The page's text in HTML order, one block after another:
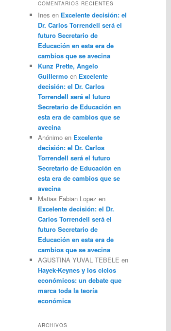
COMENTARIOS RECIENTES
Ines en Excelente decisión: el
Dr. Carlos Torrendell será el
futuro Secretario de
Educación en esta era de
cambios que se avecina
Kunz Prette, Angelo
Guillermo en Excelente
decisión: el Dr. Carlos
Torrendell será el futuro
Secretario de Educación en
esta era de cambios que se
avecina
Anónimo en Excelente
decisión: el Dr. Carlos
Torrendell será el futuro
Secretario de Educación en
esta era de cambios que se
avecina
Matias Fabian Lopez en
Excelente decisión: el Dr.
Carlos Torrendell será el
futuro Secretario de
Educación en esta era de
cambios que se avecina
AGUSTINA YUVAL TEBELE en
Hayek-Keynes y los ciclos
económicos: un debate que
marca toda la teoría
económica
ARCHIVOS